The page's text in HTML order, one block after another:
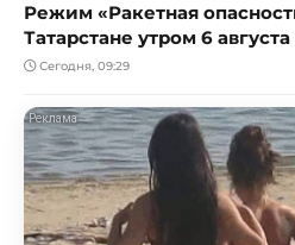
Режим «Ракетная
Татарстане утром 6 августа
Сегодня, 09:29